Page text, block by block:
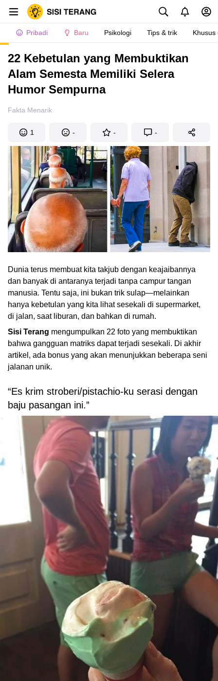
Pribadi Baru Psikologi Tips & trik Khusus
22 Kebetulan yang Membuktikan
Alam Semesta Memiliki Selera
Humor Sempurna
Fakta Menarik
1 - - -
Dunia terus membuat kita takjub dengan keajaibannya
dan banyak di antaranya terjadi tanpa campur tangan
manusia. Tentu saja, ini bukan trik sulap—melainkan
hanya kebetulan yang kita lihat sesekali di supermarket,
di jalan, saat liburan, dan bahkan di rumah.
Sisi Terang mengumpulkan 22 foto yang membuktikan
bahwa gangguan matriks dapat terjadi sesekali. Di akhir
artikel, ada bonus yang akan menunjukkan beberapa seni
jalanan unik.
“Es krim stroberi/pistachio-ku serasi dengan
baju pasangan ini.”